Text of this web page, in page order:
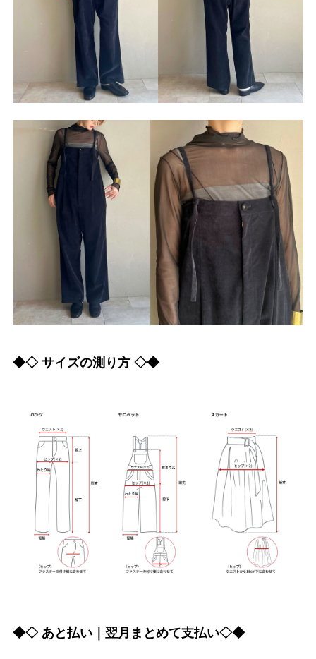
◆◇ サイズの測り方 ◇◆
◆◇ あと払い｜翌月まとめて支払い◇◆